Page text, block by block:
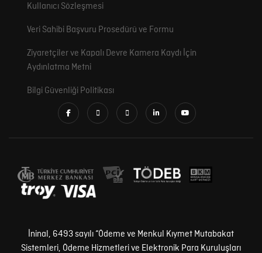
Kullanıcı Sözleşmesi
Veri Sahibi Başvuru Prosedürü ve Formu
Ziyaretçiler ve Kapalı Devre Kamera Kaydı İçin
Aydınlatma Metni
Bilgi Güvenliği Politikası
İninal, 6493 sayılı “Ödeme ve Menkul Kıymet Mutabakat
Sistemleri, Ödeme Hizmetleri ve Elektronik Para Kuruluşları